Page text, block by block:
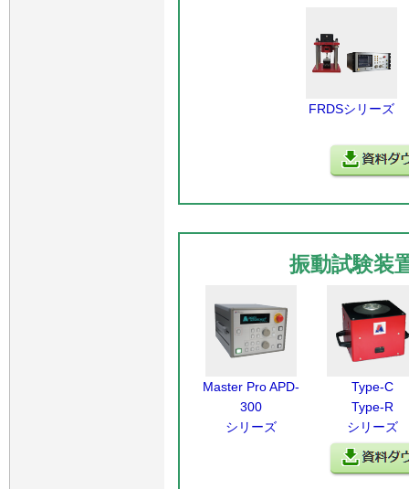
FRDSシリーズ
振動試験装
Master Pro APD-
300
シリーズ
Type-C
Type-R
シリーズ